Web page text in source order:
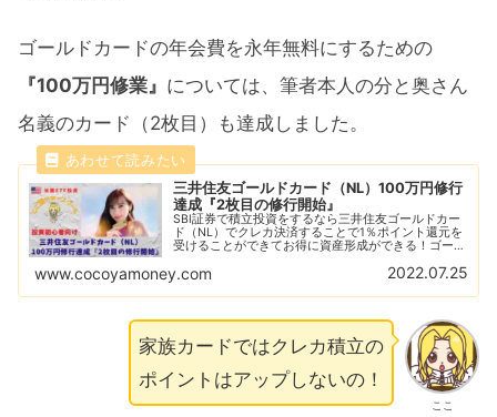
ゴールドカードの年会費を永年無料にするための
『100万円修業』 については、筆者本人の分と奥さん
名義のカード（2枚目）も達成しました。
三井住友ゴールドカード（NL）100万円修行
達成『2枚目の修行開始』
SBI証券で積立投資をするなら三井住友ゴールドカー
ド（NL）でクレカ決済することで1％ポイント還元を
受けることができてお得に資産形成ができる！ゴール
『100万円修業』は2枚目もやるべきか？
www.cocoyamoney.com 2022.07.25
ここ
家族カードではクレカ積立の
ポイントはアップしないの！